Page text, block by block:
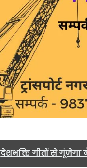
देशभक्ति गीतों से